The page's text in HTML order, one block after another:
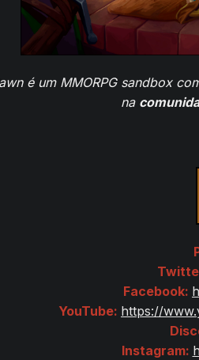
é um MMORPG sandbox
na
Facebook:
YouTube: https://
Instagram: